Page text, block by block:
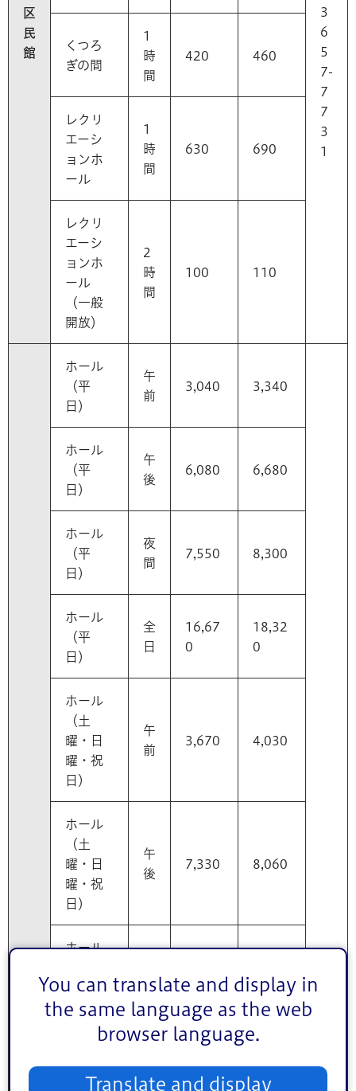
You can translate and display in
the same language as the web
browser language.
Translate and display
区
民
館
3
6
5
7-
7
7
3
1
くつろ
ぎの間
1
時
間
420 460
レクリ
エーシ
ョンホ
ール
1
時
間
630 690
レクリ
エーシ
ョンホ
ール
（一般
開放）
2
時
間
100 110
ホール
（平
日）
午
前
3,040 3,340
ホール
（平
日）
午
後
6,080 6,680
ホール
（平
日）
夜
間
7,550 8,300
ホール
（平
日）
全
日
16,67
0
18,32
0
ホール
（土
曜・日
曜・祝
日）
午
前
3,670 4,030
ホール
（土
曜・日
曜・祝
日）
午
後
7,330 8,060
ホール
曜・日
曜・祝
9,010 9,910
ホール